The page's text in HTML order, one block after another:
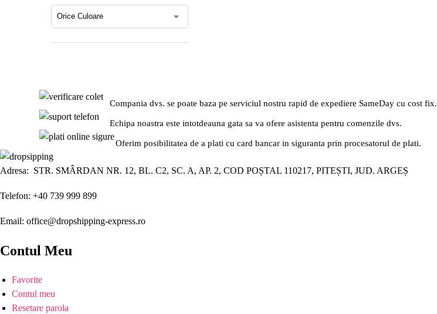
Compania dvs. se poate baza pe serviciul nostru rapid de expediere SameDay cu cost fix.
Echipa noastra este intotdeauna gata sa va ofere asistenta pentru comenzile dvs.
Oferim posibilitatea de a plati cu card bancar in siguranta prin procesatorul de plati.
Adresa: STR. SMÂRDAN NR. 12, BL. C2, SC. A, AP. 2, COD POȘTAL 110217, PITEȘTI, JUD. ARGEȘ
Telefon: +40 739 999 899
Email: office@dropshipping-express.ro
Contul Meu
Favorite
Contul meu
Resetare parola